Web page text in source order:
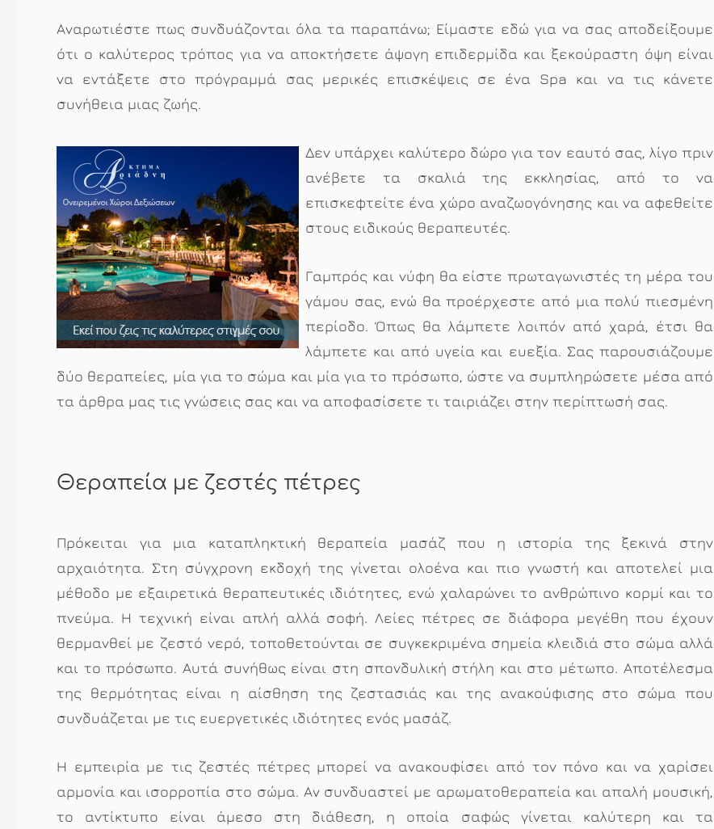
Αναρωτιέστε πως συνδυάζονται όλα τα παραπάνω; Είμαστε εδώ για να σας αποδείξουμε
ότι ο καλύτερος τρόπος για να αποκτήσετε άψογη επιδερμίδα και ξεκούραστη όψη είναι
να εντάξετε στο πρόγραμμά σας μερικές επισκέψεις σε ένα Spa και να τις κάνετε
συνήθεια μιας ζωής.
Δεν υπάρχει καλύτερο δώρο για τον εαυτό σας, λίγο πριν
ανέβετε τα σκαλιά της εκκλησίας, από το να
επισκεφτείτε ένα χώρο αναζωογόνησης και να αφεθείτε
στους ειδικούς θεραπευτές.
Γαμπρός και νύφη θα είστε πρωταγωνιστές τη μέρα του
γάμου σας, ενώ θα προέρχεστε από μια πολύ πιεσμένη
περίοδο. Όπως θα λάμπετε λοιπόν από χαρά, έτσι θα
λάμπετε και από υγεία και ευεξία. Σας παρουσιάζουμε
δύο θεραπείες, μία για το σώμα και μία για το πρόσωπο, ώστε να συμπληρώσετε μέσα από
τα άρθρα μας τις γνώσεις σας και να αποφασίσετε τι ταιριάζει στην περίπτωσή σας.
Θεραπεία με ζεστές πέτρες
Πρόκειται για μια καταπληκτική θεραπεία μασάζ που η ιστορία της ξεκινά στην
αρχαιότητα. Στη σύγχρονη εκδοχή της γίνεται ολοένα και πιο γνωστή και αποτελεί μια
μέθοδο με εξαιρετικά θεραπευτικές ιδιότητες, ενώ χαλαρώνει το ανθρώπινο κορμί και το
πνεύμα. Η τεχνική είναι απλή αλλά σοφή. Λείες πέτρες σε διάφορα μεγέθη που έχουν
θερμανθεί με ζεστό νερό, τοποθετούνται σε συγκεκριμένα σημεία κλειδιά στο σώμα αλλά
και το πρόσωπο. Αυτά συνήθως είναι στη σπονδυλική στήλη και στο μέτωπο. Αποτέλεσμα
της θερμότητας είναι η αίσθηση της ζεστασιάς και της ανακούφισης στο σώμα που
συνδυάζεται με τις ευεργετικές ιδιότητες ενός μασάζ.
Η εμπειρία με τις ζεστές πέτρες μπορεί να ανακουφίσει από τον πόνο και να χαρίσει
αρμονία και ισορροπία στο σώμα. Αν συνδυαστεί με αρωματοθεραπεία και απαλή μουσική,
το αντίκτυπο είναι άμεσο στη διάθεση, η οποία σαφώς γίνεται καλύτερη και τα